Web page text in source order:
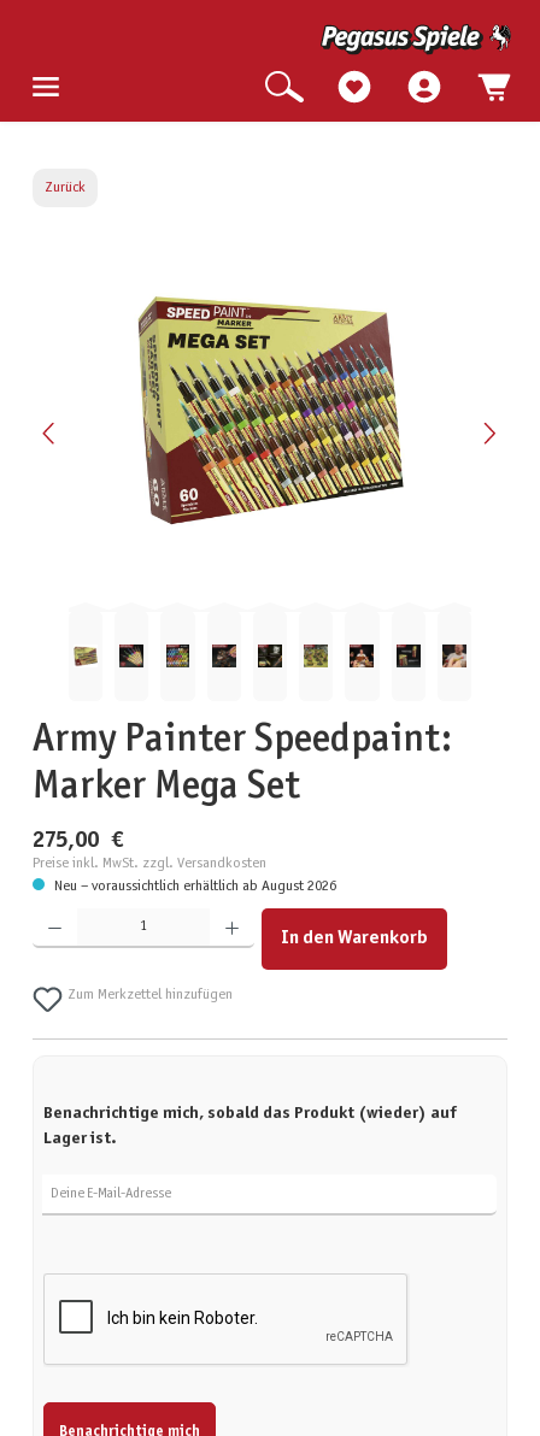
Zurück
Army Painter Speedpaint:
Marker Mega Set
275,00 €
Preise inkl. MwSt. zzgl. Versandkosten
Neu – voraussichtlich erhältlich ab August 2026
Produkt Anzahl: Gib den gewünschten Wert ein oder benutze die Schaltflächen um die Anzahl zu
In den Warenkorb
Zum Merkzettel hinzufügen
Benachrichtige mich, sobald das Produkt (wieder) auf
Lager ist.
Benachrichtige mich